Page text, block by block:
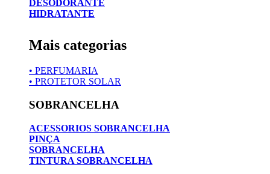
DESODORANTE
HIDRATANTE
Mais categorias
• PERFUMARIA
• PROTETOR SOLAR
SOBRANCELHA
ACESSORIOS SOBRANCELHA
PINÇA
SOBRANCELHA
TINTURA SOBRANCELHA